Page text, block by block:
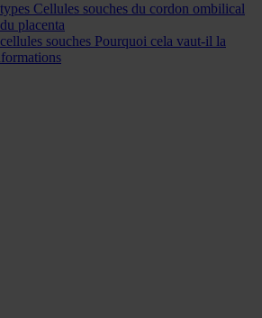
Cellules souches du cordon ombilical
placenta
souches Pourquoi cela vaut-il la